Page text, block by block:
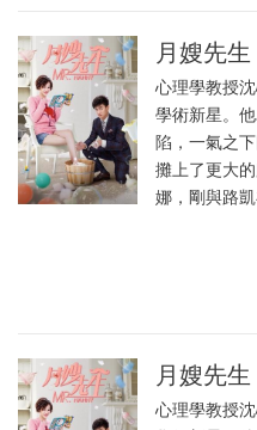
月嫂先
心理學教授
學術新星。
陷，一氣之
攤上了更大
娜，剛與路
月嫂先
心理學教授